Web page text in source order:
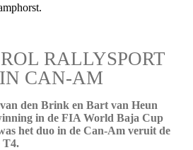
RALLYSPORT
CAN-AM
den Brink en Bart van Heun
in de FIA World Baja Cup
het duo in de Can-Am veruit de
T4.